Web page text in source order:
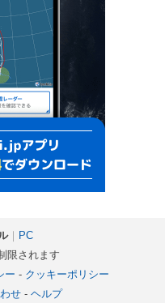
｜ PC
限されます
ー - クッキーポリシー
せ- ヘルプ